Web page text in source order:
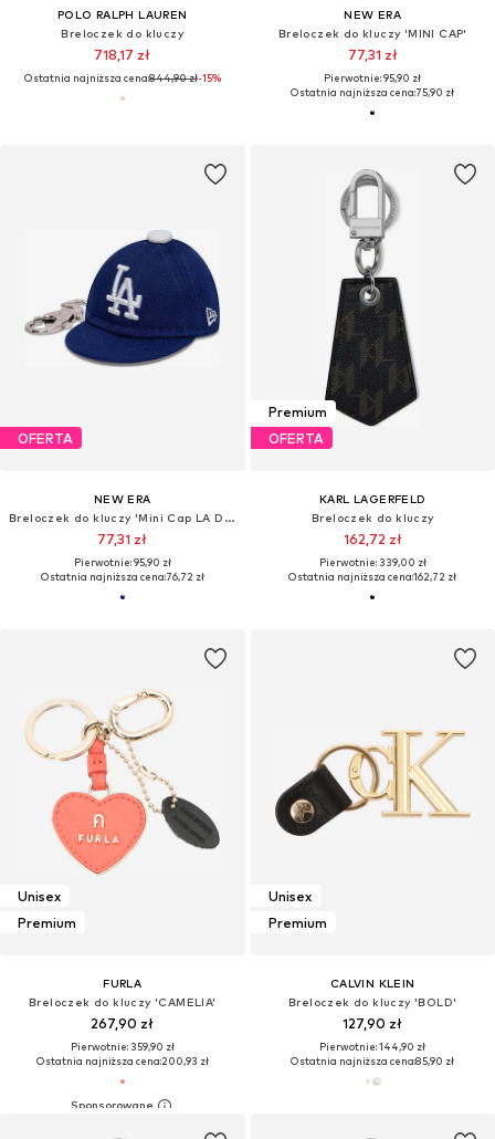
POLO RALPH LAUREN
Breloczek do kluczy
718,17 zł
Ostatnia najniższa cena:844,90 zł-15%
NEW ERA
Breloczek do kluczy 'MINI CAP'
77,31 zł
Pierwotnie: 95,90 zł
Ostatnia najniższa cena:75,90 zł
OFERTA
NEW ERA
Breloczek do kluczy 'Mini Cap LA Dodgers'
77,31 zł
Pierwotnie: 95,90 zł
Ostatnia najniższa cena:76,72 zł
Premium
OFERTA
KARL LAGERFELD
Breloczek do kluczy
162,72 zł
Pierwotnie: 339,00 zł
Ostatnia najniższa cena:162,72 zł
Unisex
Premium
FURLA
Breloczek do kluczy 'CAMELIA'
267,90 zł
Pierwotnie: 359,90 zł
Ostatnia najniższa cena:200,93 zł
Unisex
Premium
CALVIN KLEIN
Breloczek do kluczy 'BOLD'
127,90 zł
Pierwotnie: 144,90 zł
Ostatnia najniższa cena:85,90 zł